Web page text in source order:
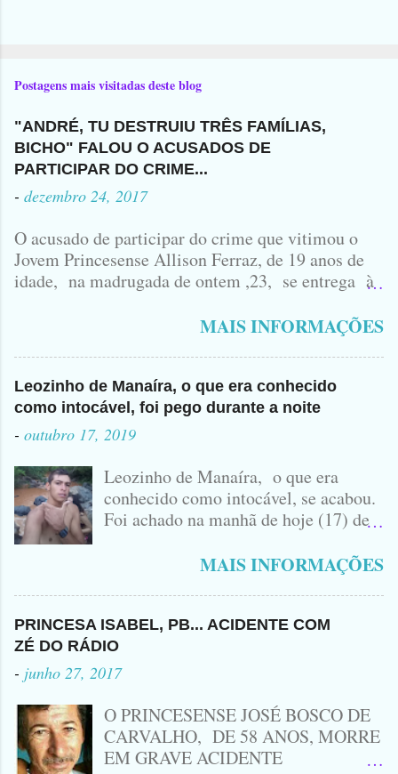
Postagens mais visitadas deste blog
"ANDRÉ, TU DESTRUIU TRÊS FAMÍLIAS,
BICHO" FALOU O ACUSADOS DE
PARTICIPAR DO CRIME...
- dezembro 24, 2017
O acusado de participar do crime que vitimou o
Jovem Princesense Allison Ferraz, de 19 anos de
idade, na madrugada de ontem ,23, se entrega à
vulgo ( CORRÓ ) falou como tudo aconteceu ...
MAIS INFORMAÇÕES
Leozinho de Manaíra, o que era conhecido
como intocável, foi pego durante a noite
- outubro 17, 2019
Leozinho de Manaíra, o que era
conhecido como intocável, se acabou.
Foi achado na manhã de hoje (17) de
no Sertão da Paraíba, o Lendário
Leozinho . Segundo informações , o
Criminoso Leonardo, 22 anos, foi
atingido com disparo de calibre 12. O
Procurado pela Justiça havia matado
a Namorada dele, Fabrícia Nogueira ,
Peixeira. Ele deu mais de 10 Facadas
na Adolescente.
MAIS INFORMAÇÕES
PRINCESA ISABEL, PB... ACIDENTE COM
ZÉ DO RÁDIO
- junho 27, 2017
O PRINCESENSE JOSÉ BOSCO DE
CARVALHO, DE 58 ANOS, MORRE
EM GRAVE ACIDENTE